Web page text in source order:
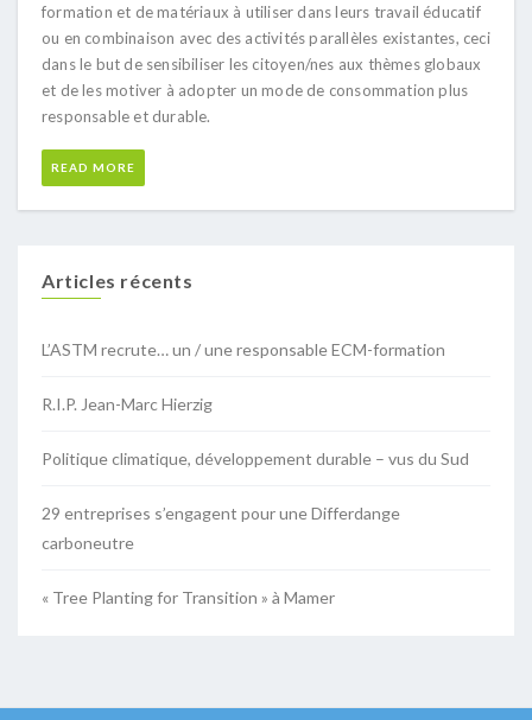
formation et de matériaux à utiliser dans leurs travail éducatif
ou en combinaison avec des activités parallèles existantes, ceci
dans le but de sensibiliser les citoyen/nes aux thèmes globaux
et de les motiver à adopter un mode de consommation plus
responsable et durable.
READ MORE
Articles récents
L’ASTM recrute… un / une responsable ECM-formation
R.I.P. Jean-Marc Hierzig
Politique climatique, développement durable – vus du Sud
29 entreprises s’engagent pour une Differdange
carboneutre
« Tree Planting for Transition » à Mamer